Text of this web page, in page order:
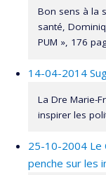
Doray,Simon
Guy Fréchet,Lucie
Duhaime,Bernard
Rebecca Fuhrer ,
Drouilly,Claude
Katherine Lippel,
Bigras, Étienne
Boisvert,Jocelyne
Bon sens à la
santé,
PUM », 176
14-04-2014
La Dre Marie-
inspirer les
25-10-2004 Le
penche sur les